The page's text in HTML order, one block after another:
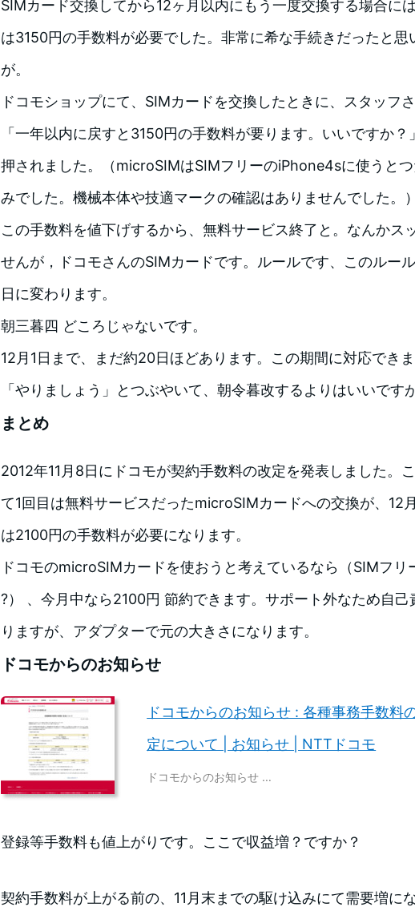
SIMカード交換してから12ヶ月以内にもう一度交換する場合に
は3150円の手数料が必要でした。非常に希な手続きだったと思
が。
ドコモショップにて、SIMカードを交換したときに、スタッフ
「一年以内に戻すと3150円の手数料が要ります。いいですか？
押されました。（microSIMはSIMフリーのiPhone4sに使うと
みでした。機械本体や技適マークの確認はありませんでした。）
この手数料を値下げするから、無料サービス終了と。なんかス
せんが，ドコモさんのSIMカードです。ルールです、このルー
日に変わります。
朝三暮四 どころじゃないです。
12月1日まで、まだ約20日ほどあります。この期間に対応でき
「やりましょう」とつぶやいて、朝令暮改するよりはいいですが
まとめ
2012年11月8日にドコモが契約手数料の改定を発表しました。
て1回目は無料サービスだったmicroSIMカードへの交換が、12
は2100円の手数料が必要になります。
ドコモのmicroSIMカードを使おうと考えているなら（SIMフリ
?） 、今月中なら2100円 節約できます。サポート外なため自己
りますが、アダプターで元の大きさになります。
ドコモからのお知らせ
ドコモからのお知らせ : 各種事務手数料
定について | お知らせ | NTTドコモ
ドコモからのお知らせ …
登録等手数料も値上がりです。ここで収益増？ですか？
契約手数料が上がる前の、11月末までの駆け込みにて需要増に